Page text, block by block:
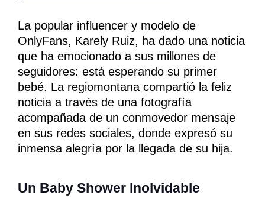
La popular influencer y modelo de
OnlyFans, Karely Ruiz, ha dado una noticia
que ha emocionado a sus millones de
seguidores: está esperando su primer
bebé. La regiomontana compartió la feliz
noticia a través de una fotografía
acompañada de un conmovedor mensaje
en sus redes sociales, donde expresó su
inmensa alegría por la llegada de su hija.
Un Baby Shower Inolvidable